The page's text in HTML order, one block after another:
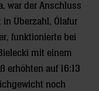
war der Anschluss
Überzahl, Ólafur
funktionierte bei
mit einem
erhöhten auf 16:13
noch